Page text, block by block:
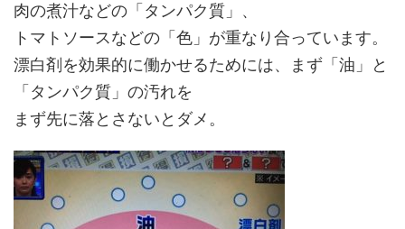
肉の煮汁などの「タンパク質」、
トマトソースなどの「色」が重なり合っています。
漂白剤を効果的に働かせるためには、まず「油」と
「タンパク質」の汚れを
まず先に落とさないとダメ。